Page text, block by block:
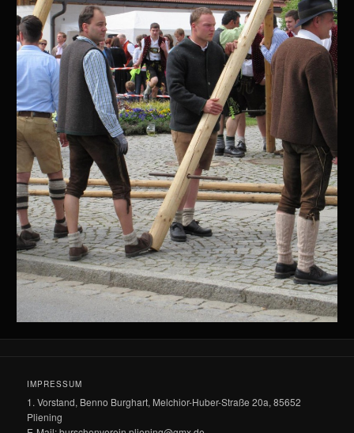
IMPRESSUM
1. Vorstand, Benno Burghart, Melchior-Huber-Straße 20a, 85652
Pliening